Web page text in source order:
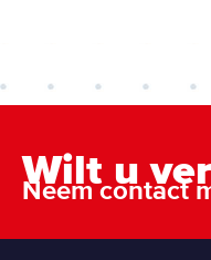
Wilt u
Neem contact